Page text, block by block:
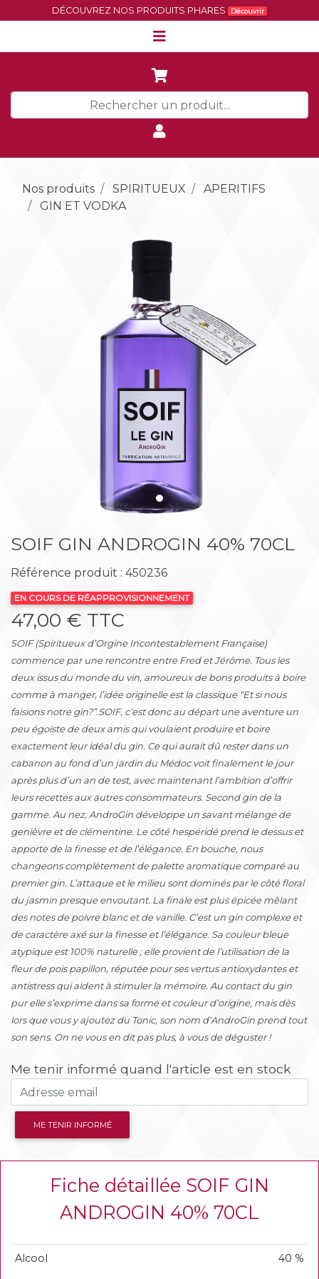
DÉCOUVREZ NOS PRODUITS PHARES Découvrir
Nos produits SPIRITUEUX
APERITIFS
GIN ET VODKA
SOIF GIN ANDROGIN 40% 70CL
Référence produit : 450236
EN COURS DE RÉAPPROVISIONNEMENT
47,00 € TTC
SOIF (Spiritueux d’Orgine Incontestablement Française)
commence par une rencontre entre Fred et Jérôme. Tous les
deux issus du monde du vin, amoureux de bons produits à boire
comme à manger, l’idée originelle est la classique “Et si nous
faisions notre gin?”.SOIF, c’est donc au départ une aventure un
peu égoïste de deux amis qui voulaient produire et boire
exactement leur idéal du gin. Ce qui aurait dû rester dans un
cabanon au fond d’un jardin du Médoc voit finalement le jour
après plus d’un an de test, avec maintenant l’ambition d’offrir
leurs recettes aux autres consommateurs. Second gin de la
gamme. Au nez, AndroGin développe un savant mélange de
genièvre et de clémentine. Le côté hespéridé prend le dessus et
apporte de la finesse et de l’élégance. En bouche, nous
changeons complètement de palette aromatique comparé au
premier gin. L’attaque et le milieu sont dominés par le côté floral
du jasmin presque envoutant. La finale est plus épicée mêlant
des notes de poivre blanc et de vanille. C’est un gin complexe et
de caractère axé sur la finesse et l’élégance. Sa couleur bleue
atypique est 100% naturelle ; elle provient de l’utilisation de la
fleur de pois papillon, réputée pour ses vertus antioxydantes et
antistress qui aident à stimuler la mémoire. Au contact du gin
pur elle s’exprime dans sa forme et couleur d’origine, mais dès
lors que vous y ajoutez du Tonic, son nom d’AndroGin prend tout
son sens. On ne vous en dit pas plus, à vous de déguster !
Me tenir informé quand l'article est en stock
ME TENIR INFORMÉ
Fiche détaillée SOIF GIN
ANDROGIN 40% 70CL
Alcool 40 %